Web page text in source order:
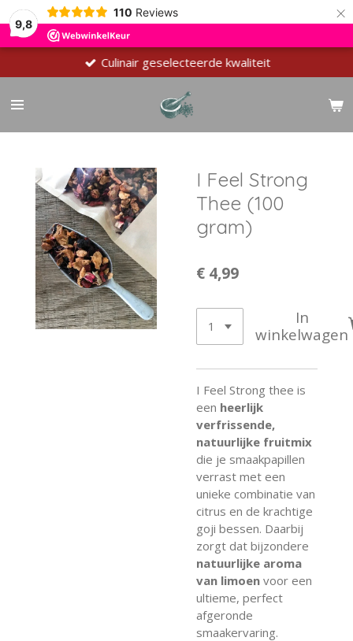
9,8
110 Reviews ×
Culinair geselecteerde kwaliteit
I Feel Strong
Thee (100
gram)
€ 4,99
In
winkelwagen
I Feel Strong thee is
een heerlijk
verfrissende,
natuurlijke fruitmix
die je smaakpapillen
verrast met een
unieke combinatie van
citrus en de krachtige
goji bessen. Daarbij
zorgt dat bijzondere
natuurlijke aroma
van limoen voor een
ultieme, perfect
afgeronde
smaakervaring.